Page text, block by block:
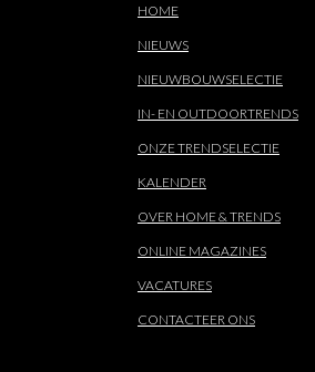
HOME
NIEUWS
NIEUWBOUWSELECTIE
IN- EN OUTDOORTRENDS
ONZE TRENDSELECTIE
KALENDER
OVER HOME & TRENDS
ONLINE MAGAZINES
VACATURES
CONTACTEER ONS